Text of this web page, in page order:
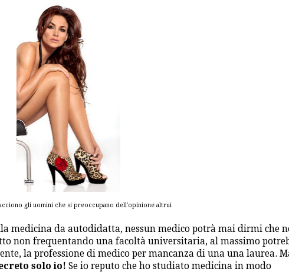
gli uomini che si preoccupano dell'opinione altrui
medicina da autodidatta, nessun medico potrà mai dirmi che
non frequentando una facoltà universitaria, al massimo
la professione di medico per mancanza di una una laurea.
solo io! Se io reputo che ho studiato medicina in modo